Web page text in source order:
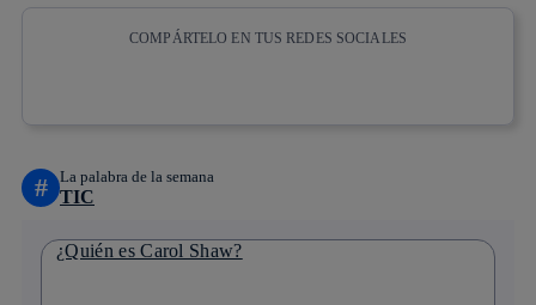
COMPÁRTELO EN TUS REDES SOCIALES
# La palabra de la semana
TIC
¿Quién es Carol Shaw?